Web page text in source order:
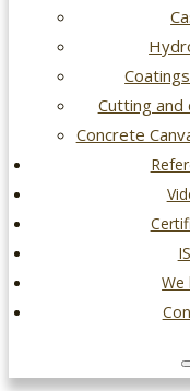
Cutting and
Concrete
We